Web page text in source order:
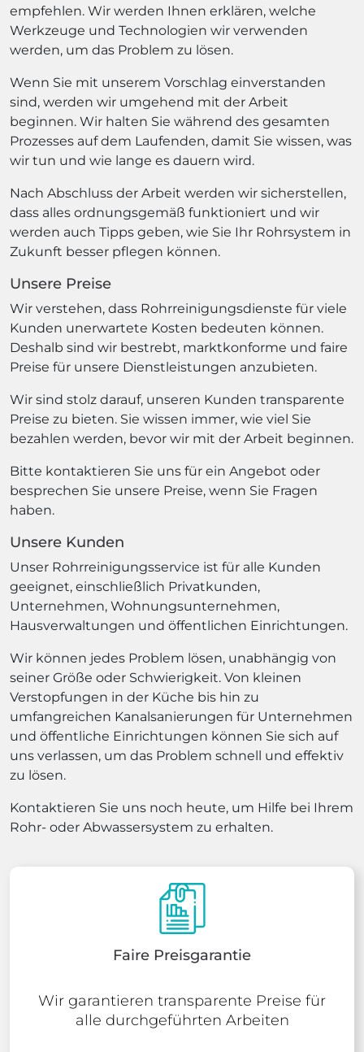
empfehlen. Wir werden Ihnen erklären, welche
Werkzeuge und Technologien wir verwenden
werden, um das Problem zu lösen.
Wenn Sie mit unserem Vorschlag einverstanden
sind, werden wir umgehend mit der Arbeit
beginnen. Wir halten Sie während des gesamten
Prozesses auf dem Laufenden, damit Sie wissen, was
wir tun und wie lange es dauern wird.
Nach Abschluss der Arbeit werden wir sicherstellen,
dass alles ordnungsgemäß funktioniert und wir
werden auch Tipps geben, wie Sie Ihr Rohrsystem in
Zukunft besser pflegen können.
Unsere Preise
Wir verstehen, dass Rohrreinigungsdienste für viele
Kunden unerwartete Kosten bedeuten können.
Deshalb sind wir bestrebt, marktkonforme und faire
Preise für unsere Dienstleistungen anzubieten.
Wir sind stolz darauf, unseren Kunden transparente
Preise zu bieten. Sie wissen immer, wie viel Sie
bezahlen werden, bevor wir mit der Arbeit beginnen.
Bitte kontaktieren Sie uns für ein Angebot oder
besprechen Sie unsere Preise, wenn Sie Fragen
haben.
Unsere Kunden
Unser Rohrreinigungsservice ist für alle Kunden
geeignet, einschließlich Privatkunden,
Unternehmen, Wohnungsunternehmen,
Hausverwaltungen und öffentlichen Einrichtungen.
Wir können jedes Problem lösen, unabhängig von
seiner Größe oder Schwierigkeit. Von kleinen
Verstopfungen in der Küche bis hin zu
umfangreichen Kanalsanierungen für Unternehmen
und öffentliche Einrichtungen können Sie sich auf
uns verlassen, um das Problem schnell und effektiv
zu lösen.
Kontaktieren Sie uns noch heute, um Hilfe bei Ihrem
Rohr- oder Abwassersystem zu erhalten.
Faire Preisgarantie
Wir garantieren transparente Preise für
alle durchgeführten Arbeiten